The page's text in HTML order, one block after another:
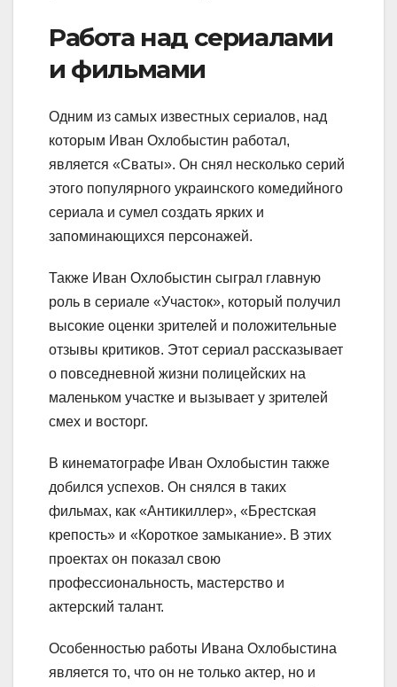
Работа над сериалами
и фильмами
Одним из самых известных сериалов, над
которым Иван Охлобыстин работал,
является «Сваты». Он снял несколько серий
этого популярного украинского комедийного
сериала и сумел создать ярких и
запоминающихся персонажей.
Также Иван Охлобыстин сыграл главную
роль в сериале «Участок», который получил
высокие оценки зрителей и положительные
отзывы критиков. Этот сериал рассказывает
о повседневной жизни полицейских на
маленьком участке и вызывает у зрителей
смех и восторг.
В кинематографе Иван Охлобыстин также
добился успехов. Он снялся в таких
фильмах, как «Антикиллер», «Брестская
крепость» и «Короткое замыкание». В этих
проектах он показал свою
профессиональность, мастерство и
актерский талант.
Особенностью работы Ивана Охлобыстина
является то, что он не только актер, но и